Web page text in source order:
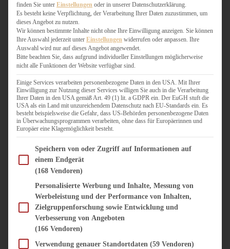
HERZHAFT
BURGER & SANDWICHES
FIX AUF DEM TISCH
FLEISCH & FISCH
GRILLEN / BARBECUE
HERZHAFTES BACKEN
ONE-POT-GERICHTE
PASTA & NUDELGERICHTE
PIZZA, TARTES & QUICHES
REIS & RISOTTO
SALATE & SNACKS
SUPPENKASPEREIEN
VORSPEISEN
SÜSS & HERZHAFT
BROTAUFSTRICH
DIPS, SAUCEN, CHUTNEYS
finden Sie unter Einstellungen oder in unserer Datenschutzerklärung.
Es besteht keine Verpflichtung, der Verarbeitung Ihrer Daten zuzustimmen, um
dieses Angebot zu nutzen.
Wir können bestimmte Inhalte nicht ohne Ihre Einwilligung anzeigen. Sie können
Ihre Auswahl jederzeit unter Einstellungen widerrufen oder anpassen. Ihre
Auswahl wird nur auf dieses Angebot angewendet.
Bitte beachten Sie, dass aufgrund individueller Einstellungen möglicherweise
nicht alle Funktionen der Website verfügbar sind.
Einige Services verarbeiten personenbezogene Daten in den USA. Mit Ihrer
Einwilligung zur Nutzung dieser Services willigen Sie auch in die Verarbeitung
Ihrer Daten in den USA gemäß Art. 49 (1) lit. a GDPR ein. Der EuGH stuft die
USA als ein Land mit unzureichendem Datenschutz nach EU-Standards ein. Es
besteht beispielsweise die Gefahr, dass US-Behörden personenbezogene Daten
in Überwachungsprogrammen verarbeiten, ohne dass für Europäerinnen und
Europäer eine Klagemöglichkeit besteht.
Im Folgenden finden Sie eine Liste der Zwecke des IAB Transparency and Consent
Speichern von oder Zugriff auf Informationen auf
einem Endgerät
(168 Vendoren)
Personalisierte Werbung und Inhalte, Messung von
Werbeleistung und der Performance von Inhalten,
Zielgruppenforschung sowie Entwicklung und
Verbesserung von Angeboten
(166 Vendoren)
Verwendung genauer Standortdaten (59 Vendoren)